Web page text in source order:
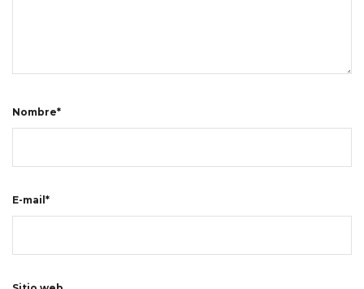
Nombre*
E-mail*